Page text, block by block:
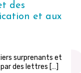
des
et aux
surprenants et
des lettres […]